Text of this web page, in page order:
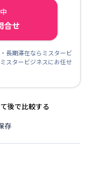
合せ
長期滞在ならミスタービ
スタービジネスにお任せ
後で比較する
存